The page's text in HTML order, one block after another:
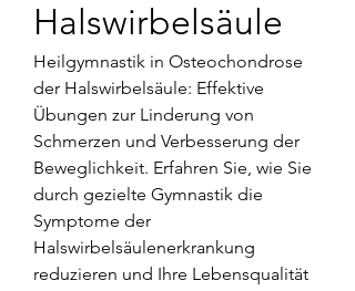
Halswirbelsäule
Heilgymnastik in Osteochondrose
der Halswirbelsäule: Effektive
Übungen zur Linderung von
Schmerzen und Verbesserung der
Beweglichkeit. Erfahren Sie, wie Sie
durch gezielte Gymnastik die
Symptome der
Halswirbelsäulenerkrankung
reduzieren und Ihre Lebensqualität